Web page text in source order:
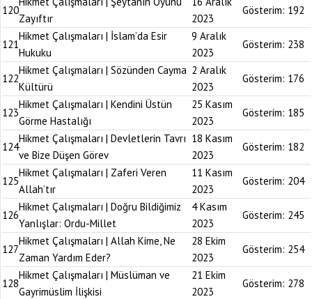
120
Zayıftır
2023
Gösterim: 192
121
Hikmet Çalışmaları | İslam’da Esir
Hukuku
9 Aralık
2023
Gösterim: 238
122
Hikmet Çalışmaları | Sözünden Cayma
Kültürü
2 Aralık
2023
Gösterim: 176
123
Hikmet Çalışmaları | Kendini Üstün
Görme Hastalığı
25 Kasım
2023
Gösterim: 185
124
Hikmet Çalışmaları | Devletlerin Tavrı
ve Bize Düşen Görev
18 Kasım
2023
Gösterim: 182
125
Hikmet Çalışmaları | Zaferi Veren
Allah’tır
11 Kasım
2023
Gösterim: 204
126
Hikmet Çalışmaları | Doğru Bildiğimiz
Yanlışlar: Ordu-Millet
4 Kasım
2023
Gösterim: 245
127
Hikmet Çalışmaları | Allah Kime, Ne
Zaman Yardım Eder?
28 Ekim
2023
Gösterim: 254
128
Hikmet Çalışmaları | Müslüman ve
Gayrimüslim İlişkisi
21 Ekim
2023
Gösterim: 278